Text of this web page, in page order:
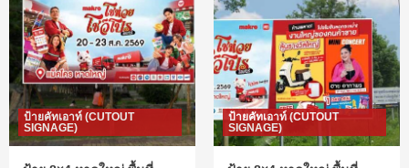
ป้ายคัทเอาท์ (CUTOUT
SIGNAGE)
ป้ายคัทเอาท์ (CUTOUT
SIGNAGE)